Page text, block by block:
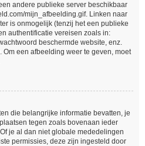
andere publieke server beschikbaar
mijn_afbeelding.gif. Linken naar
is onmogelijk (tenzij het een publieke
authentificatie vereisen zoals in:
beschermde website, enz.
een afbeelding weer te geven, moet
die belangrijke informatie bevatten, je
tegen zoals bovenaan ieder
je al dan niet globale mededelingen
permissies, deze zijn ingesteld door